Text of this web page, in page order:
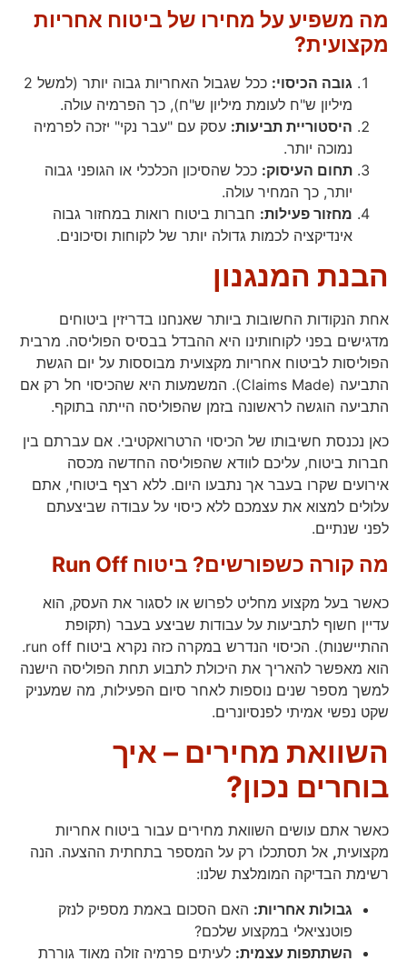
מה משפיע על מחירו של ביטוח אחריות
מקצועית?
גובה הכיסוי:
ככל שגבול האחריות גבוה יותר (למשל 2
מיליון ש"ח לעומת מיליון ש"ח), כך הפרמיה עולה.
היסטוריית תביעות: עסק עם "עבר נקי" יזכה לפרמיה
נמוכה יותר.
תחום העיסוק: ככל שהסיכון הכלכלי או הגופני גבוה
יותר, כך המחיר עולה.
מחזור פעילות: חברות ביטוח רואות במחזור גבוה
אינדיקציה לכמות גדולה יותר של לקוחות וסיכונים.
הבנת המנגנון
אחת הנקודות החשובות ביותר שאנחנו בדריזין ביטוחים
מדגישים בפני לקוחותינו היא ההבדל בבסיס הפוליסה. מרבית
הפוליסות לביטוח אחריות מקצועית מבוססות על יום הגשת
התביעה (Claims Made). המשמעות היא שהכיסוי חל רק אם
התביעה הוגשה לראשונה בזמן שהפוליסה הייתה בתוקף.
כאן נכנסת חשיבותו של הכיסוי הרטרואקטיבי. אם עברתם בין
חברות ביטוח, עליכם לוודא שהפוליסה החדשה מכסה
אירועים שקרו בעבר אך נתבעו היום. ללא רצף ביטוחי, אתם
עלולים למצוא את עצמכם ללא כיסוי על עבודה שביצעתם
לפני שנתיים.
מה קורה כשפורשים? ביטוח Run Off
כאשר בעל מקצוע מחליט לפרוש או לסגור את העסק, הוא
עדיין חשוף לתביעות על עבודות שביצע בעבר (תקופת
ההתיישנות). הכיסוי הנדרש במקרה כזה נקרא ביטוח run off.
הוא מאפשר להאריך את היכולת לתבוע תחת הפוליסה הישנה
למשך מספר שנים נוספות לאחר סיום הפעילות, מה שמעניק
שקט נפשי אמיתי לפנסיונרים.
השוואת מחירים – איך
בוחרים נכון?
כאשר אתם עושים השוואת מחירים עבור ביטוח אחריות
מקצועית, אל תסתכלו רק על המספר בתחתית ההצעה. הנה
רשימת הבדיקה המומלצת שלנו:
גבולות אחריות: האם הסכום באמת מספיק לנזק
פוטנציאלי במקצוע שלכם?
השתתפות עצמית: לעיתים פרמיה זולה מאוד גוררת